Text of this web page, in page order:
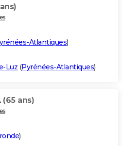
Atlantiques)
Luz (Pyrénées-Atlantiques)
(65 ans)
)